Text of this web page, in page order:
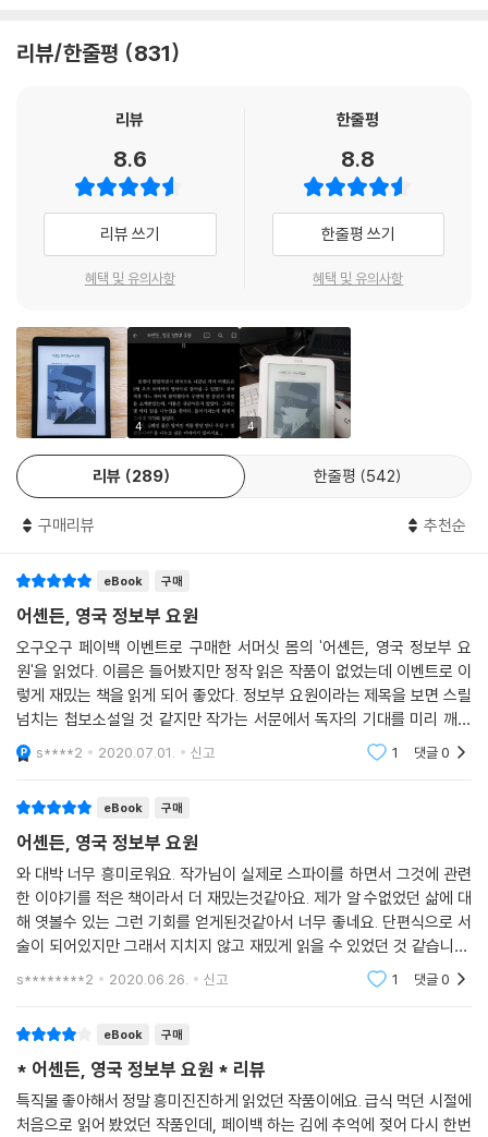
의 단편으로 소개되는 구성이다. 서머싯 몸은 제1차 세계 대전 당시 실제로
볼셰비키 혁명을 저지하라는 주요 임무를 받고 혁명이 진행 중이던 러시아
기꾼의 상상력을 가미하여 이 작품을 집필했는데, 본래 쓴 것은 30편 정도
였지만 공공 비밀법 위반 우려가 있다는 처칠의 조언을 받아들여 절반가량
은 파기했다고 전해진다.
멕시코 반란군 장군 출신의 독특한 살인 청부업자와 동행하며 지령을 수행
의 골칫거리인 인도 독립 운동가와 그의 연인인 무용수 여인의 이야기를
담은 「줄리아 라차리」, 조국을 배반하고 적의 스파이가 된 영국인과 우정을
쌓으며 그를 회유하거나 제거해야 하는 임무를 맡은 어셴든의 고민을 담은
이야기 「배반」, 출세 가도를 달려온 관료이자 전형적인 우아한 신사인 영국
대사의 뜻밖의 내밀한 과거를 듣게 된 이야기 「대사님」, 러시아로 가는 기
차에 함께 탄 미국 괴짜 회사원과의 독특한 동행을 다룬 유머러스한 단편
「우연한 동행」 등을 비롯한 총 16편의 작품들이 수록되어 있다.
몸은 이 이야기들의 소재가 된 자신의 스파이 경험에 대한 소회를 그의 자
그 일은 나의 로맨스에 대한 감각과 우스운 노릇에 대한 감각 양쪽 모두의
흥미를 끌었다. 뒤를 미행하는 자를 골려 주기 위해서 사용하도록 배운 여
러 가지 방법, 있을 법하지 않은 장소에서의 스파이와의 연락, 이상한 방법
에 의한 명령의 전달, 국경 너머로 보내는 보고서의 밀송, (……) 그런 것들
이 나로서는 장차 소용될지도 모르는 소설의 재료로밖에는 생각되지 않았
다. (『서밍 업』, 43장)
스파이 경험이라는 흥미로운 소재와 서머싯 몸의 문학적 재능이 어우러져
탄생한 『어셴든』은 그만큼 장르적인 재미와 문학적인 완성도를 동시에 사
로잡은 걸작으로 평가된다. 또한 온갖 영웅들의 비현실적인 모험담 위주였
던 당대 스파이 소설들과는 달리, 하나의 직업군으로서 스파이 세계를 묘
사하는 냉철한 사실성과 그 속에서 펼쳐지는 인간 삶의 여러 세세한 단면
들을 통찰하는 생생한 문학성으로 현대 스파이 소설의 새로운 모범을 제시
했다. 이 장르의 대가인 에릭 앰블러와 존 르카레도 이 책의 영향을 크게 받
았다고 밝힌 바 있으며, 앨프리드 히치콕은 이 책을 저본으로 1936년 영화
「비밀 첩보원Secret Agent」을 만들기도 했다. BBC 방송에서도 이 작품
받아 왔다. 또 한편으로는 수년간 영국 비밀 정보부의 신입 요원 교육용 필
독서로 활용되는가 하면, 나치의 선전 장관 괴벨스가 영국의 냉소주의와
잔혹성을 보여 주는 전형적인 표본이라며 이 책을 방송에서 언급하기도 하
는 등, 몸으로서는 기대하지 않은 결과를 낳기도 했다.
리뷰/한줄평 831
리뷰
8.6
리뷰 쓰기
혜택 및 유의사항
한줄평
8.8
한줄평 쓰기
혜택 및 유의사항
4 4
리뷰 289 한줄평 542
구매리뷰 추천순
eBook 구매
어셴든, 영국 정보부 요원
오구오구 페이백 이벤트로 구매한 서머싯 몸의 '어셴든, 영국 정보부 요
원'을 읽었다. 이름은 들어봤지만 정작 읽은 작품이 없었는데 이벤트로 이
렇게 재밌는 책을 읽게 되어 좋았다. 정보부 요원이라는 제목을 보면 스릴
넘치는 첩보소설일 것 같지만 작가는 서문에서 독자의 기대를 미리 깨며
시작한다. 실제 스파이의 나날은 그렇게 스릴 넘치지도 않고 오히려 지루
한데 소설적 재미를
s****2 2020.07.01. 신고 1 댓글0
eBook 구매
어셴든, 영국 정보부 요원
와 대박 너무 흥미로워요. 작가님이 실제로 스파이를 하면서 그것에 관련
한 이야기를 적은 책이라서 더 재밌는것같아요. 제가 알 수없었던 삶에 대
해 엿볼수 있는 그런 기회를 얻게된것같아서 너무 좋네요. 단편식으로 서
술이 되어있지만 그래서 지치지 않고 재밌게 읽을 수 있었던 것 같습니다.
5959 페이백 이벤트를 통해 접하게 된 책이지만 작가님의 다른 책 또한
s********2 2020.06.26. 신고 1 댓글0
eBook 구매
* 어셴든, 영국 정보부 요원 * 리뷰
특직물 좋아해서 정말 흥미진진하게 읽었던 작품이에요. 급식 먹던 시절에
처음으로 읽어 봤었던 작품인데, 페이백 하는 김에 추억에 젖어 다시 한번